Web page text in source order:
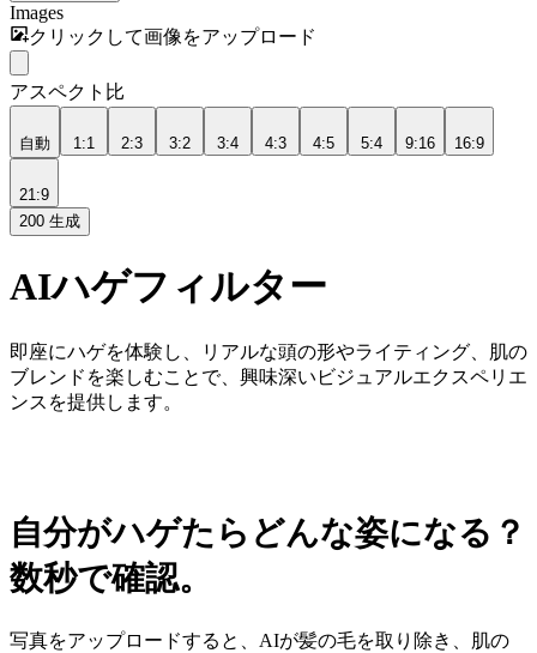
Images
クリックして画像をアップロード
アスペクト比
自動 1:1 2:3 3:2 3:4 4:3 4:5 5:4 9:16 16:9
21:9
200 生成
AIハゲフィルター
即座にハゲを体験し、リアルな頭の形やライティング、肌の
ブレンドを楽しむことで、興味深いビジュアルエクスペリエ
ンスを提供します。
自分がハゲたらどんな姿になる？
数秒で確認。
写真をアップロードすると、AIが髪の毛を取り除き、肌の